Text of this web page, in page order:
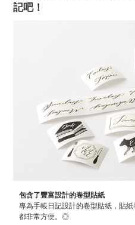
記吧！
包含了豐富設計的卷型貼紙
專為手帳日記設計的卷型貼紙，貼
都非常方便。◎